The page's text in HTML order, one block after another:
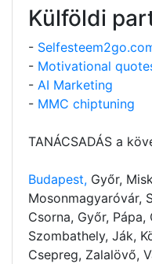
Külföldi
-
- Motivational
- AI Marketing
- MMC chiptuning
TANÁCSADÁS a
Budapest, Győr,
Mosonmagyaróvár,
Csorna, Győr,
Szombathely, Ják,
Csepreg, Zalalövő,